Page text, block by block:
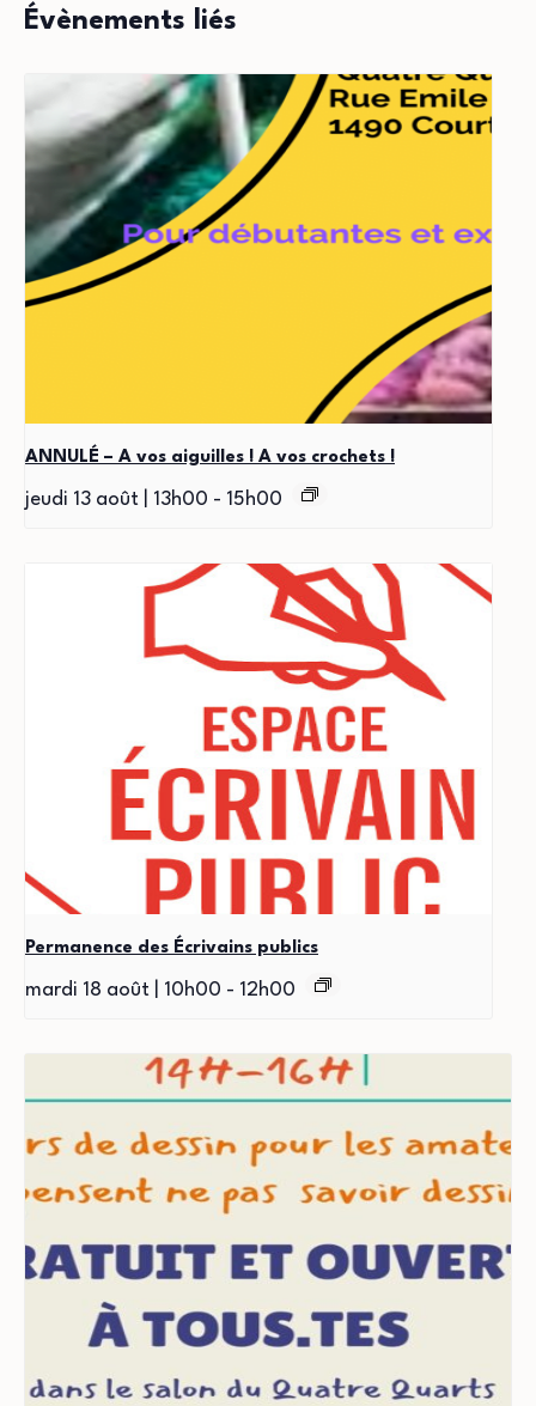
Évènements liés
ANNULÉ – A vos aiguilles ! A vos crochets !
jeudi 13 août | 13h00 - 15h00
Permanence des Écrivains publics
mardi 18 août | 10h00 - 12h00